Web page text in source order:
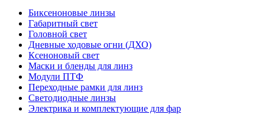
Биксеноновые линзы
Габаритный свет
Головной свет
Дневные ходовые огни (ДХО)
Ксеноновый свет
Маски и бленды для линз
Модули ПТФ
Переходные рамки для линз
Светодиодные линзы
Электрика и комплектующие для фар